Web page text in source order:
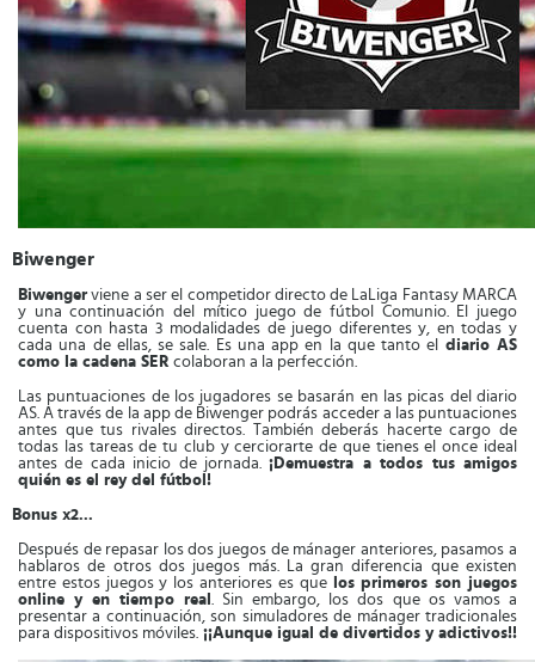
Biwenger
Biwenger viene a ser el competidor directo de LaLiga Fantasy MARCA
y una continuación del mítico juego de fútbol Comunio. El juego
cuenta con hasta 3 modalidades de juego diferentes y, en todas y
cada una de ellas, se sale. Es una app en la que tanto el diario AS
como la cadena SER colaboran a la perfección.
Las puntuaciones de los jugadores se basarán en las picas del diario
AS. A través de la app de Biwenger podrás acceder a las puntuaciones
antes que tus rivales directos. También deberás hacerte cargo de
todas las tareas de tu club y cerciorarte de que tienes el once ideal
antes de cada inicio de jornada.¡Demuestra a todos tus amigos
quién es el rey del fútbol!
Bonus x2...
Después de repasar los dos juegos de mánager anteriores, pasamos a
hablaros de otros dos juegos más. La gran diferencia que existen
entre estos juegos y los anteriores es que
los primeros son juegos
online y en tiempo real . Sin embargo, los dos que os vamos a
presentar a continuación, son simuladores de mánager tradicionales
para dispositivos móviles. ¡¡Aunque igual de divertidos y adictivos!!